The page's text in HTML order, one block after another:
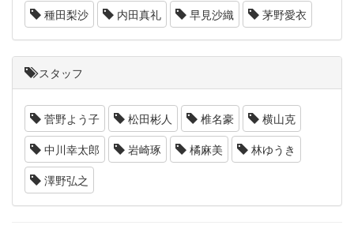
種田梨沙
内田真礼 早見沙織 茅野愛衣
スタッフ
菅野よう子 松田彬人 椎名豪
横山克
中川幸太郎
岩崎琢 橘麻美
林ゆうき
澤野弘之